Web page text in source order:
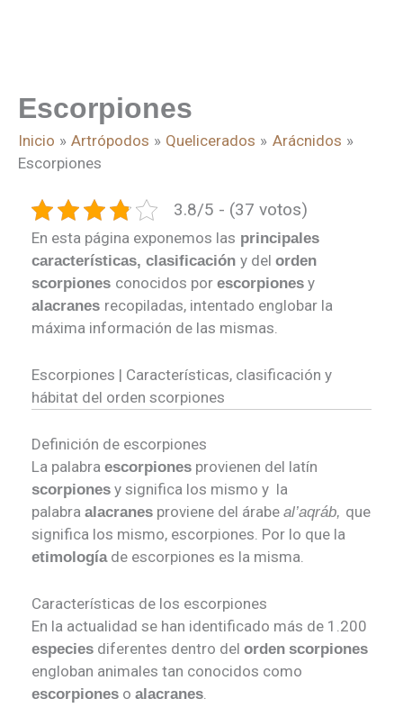
Escorpiones
Inicio Artrópodos Quelicerados
Arácnidos
Escorpiones
3.8/5 - (37 votos)
En esta página exponemos las principales
características, clasificación y del orden
scorpiones conocidos por escorpiones y
alacranes recopiladas, intentado englobar la
máxima información de las mismas.
Escorpiones | Características, clasificación y
hábitat del orden scorpiones
Definición de escorpiones
La palabra escorpiones provienen del latín
scorpiones y significa los mismo y la
palabra alacranes proviene del árabe al’aqráb, que
significa los mismo, escorpiones. Por lo que la
etimologíade escorpiones es la misma.
Características de los escorpiones
En la actualidad se han identificado más de 1.200
especies diferentes dentro del orden scorpiones
engloban animales tan conocidos como
escorpiones o alacranes.